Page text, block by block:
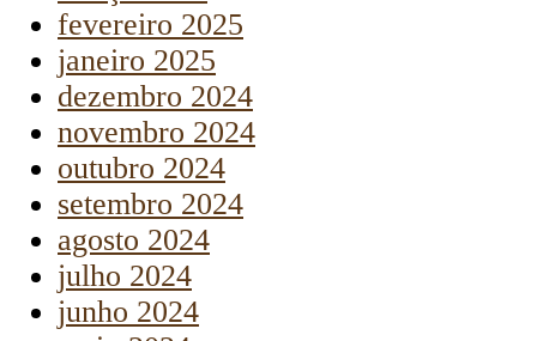
fevereiro 2025
janeiro 2025
dezembro 2024
novembro 2024
outubro 2024
setembro 2024
agosto 2024
julho 2024
junho 2024